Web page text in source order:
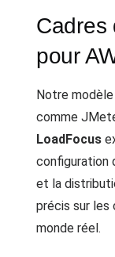
Cadres
pour
Notre
comme
LoadFocus
configuration
et la
précis sur les
monde réel.